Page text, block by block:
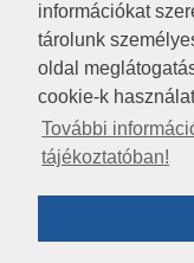
információkat
tárolunk
oldal
cookie-k
További
tájékoztatóban!
JOGI NYILATKOZAT
IMPRESSZUM
KÖZÉRDEKŰ ADATOK